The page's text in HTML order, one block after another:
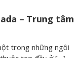
– Trung tâm
trong những ngôi